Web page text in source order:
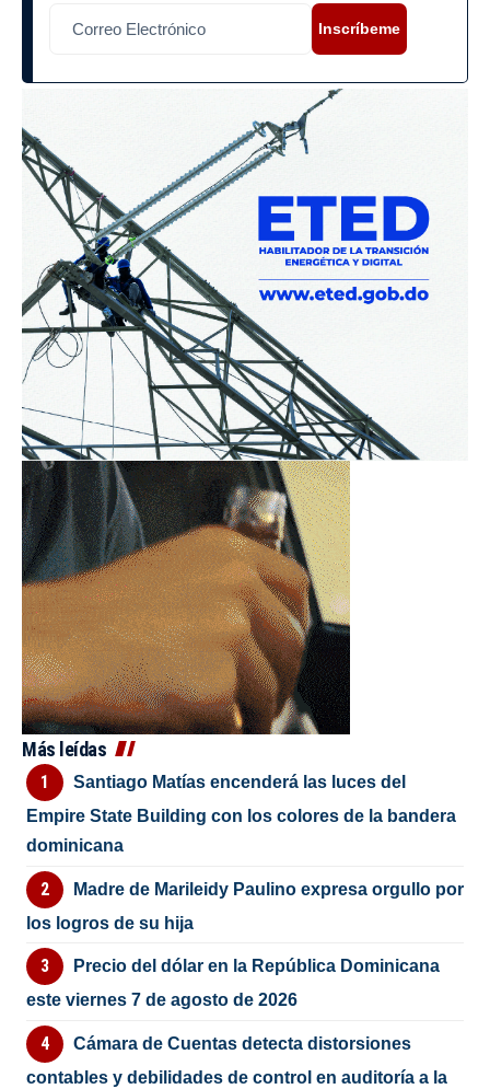
Inscríbeme
Más leídas
Santiago Matías encenderá las luces del
Empire State Building con los colores de la bandera
dominicana
Madre de Marileidy Paulino expresa orgullo por
los logros de su hija
Precio del dólar en la República Dominicana
este viernes 7 de agosto de 2026
Cámara de Cuentas detecta distorsiones
contables y debilidades de control en auditoría a la